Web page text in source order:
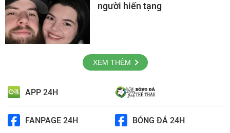
người hiến tạng
XEM THÊM
APP 24H
FANPAGE 24H BÓNG ĐÁ 24H